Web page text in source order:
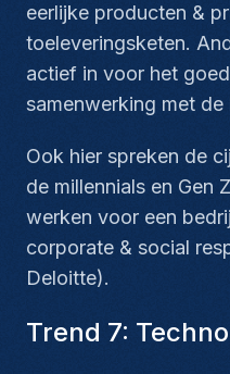
eerlijke producten &
toeleveringsketen.
actief in voor het
samenwerking met
Ook hier spreken de
de millennials en Gen
werken voor een
corporate & social
Deloitte).
Trend 7: